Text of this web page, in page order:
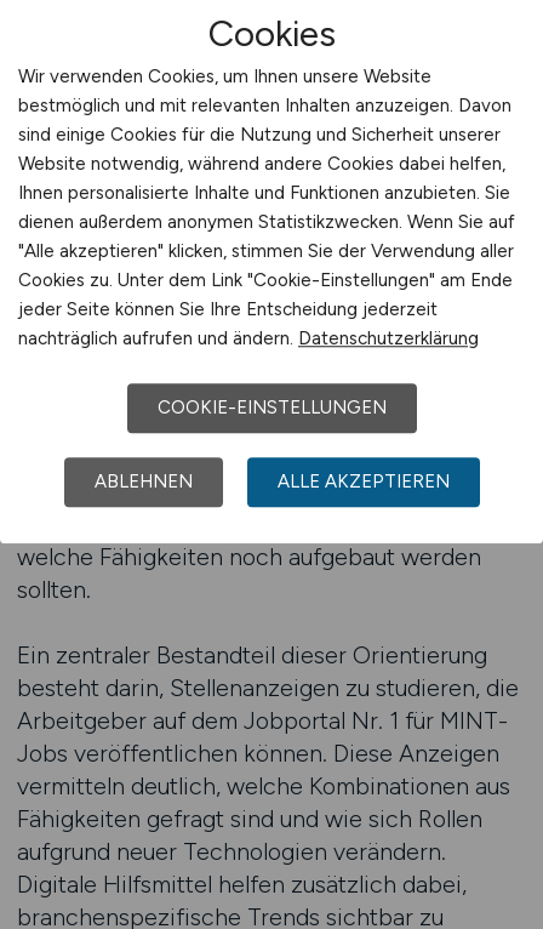
fachübergreifenden Karrieren
Für Bewerber, die sich im interdisziplinären
MINT-Umfeld orientieren möchten, bieten
digitale Hilfsmittel eine wertvolle Unterstützung.
Sie machen komplexe Rollen transparenter,
erleichtern die Analyse von Tätigkeitsprofilen
und helfen dabei, realistische Karrierewege zu
planen. Die Vielfalt interdisziplinärer Aufgaben
kann zu Beginn herausfordernd wirken, weshalb
strukturierte Orientierung besonders hilfreich
Fachrichtungen nebeneinanderzustellen,
Schnittstellenrollen zu identifizieren und
relevante Anforderungen zu verstehen. Damit
entsteht ein klareres Bild darüber, welche
welche Fähigkeiten noch aufgebaut werden
sollten.
Ein zentraler Bestandteil dieser Orientierung
besteht darin, Stellenanzeigen zu studieren, die
Arbeitgeber auf dem Jobportal Nr. 1 für MINT-
Jobs veröffentlichen können. Diese Anzeigen
vermitteln deutlich, welche Kombinationen aus
Fähigkeiten gefragt sind und wie sich Rollen
aufgrund neuer Technologien verändern.
Digitale Hilfsmittel helfen zusätzlich dabei,
branchenspezifische Trends sichtbar zu
Cookies
Wir verwenden Cookies, um Ihnen unsere Website
bestmöglich und mit relevanten Inhalten anzuzeigen. Davon
sind einige Cookies für die Nutzung und Sicherheit unserer
Website notwendig, während andere Cookies dabei helfen,
Ihnen personalisierte Inhalte und Funktionen anzubieten. Sie
dienen außerdem anonymen Statistikzwecken. Wenn Sie auf
"Alle akzeptieren" klicken, stimmen Sie der Verwendung aller
Cookies zu. Unter dem Link "Cookie-Einstellungen" am Ende
jeder Seite können Sie Ihre Entscheidung jederzeit
nachträglich aufrufen und ändern. Datenschutzerklärung
COOKIE-EINSTELLUNGEN
ABLEHNEN ALLE AKZEPTIEREN